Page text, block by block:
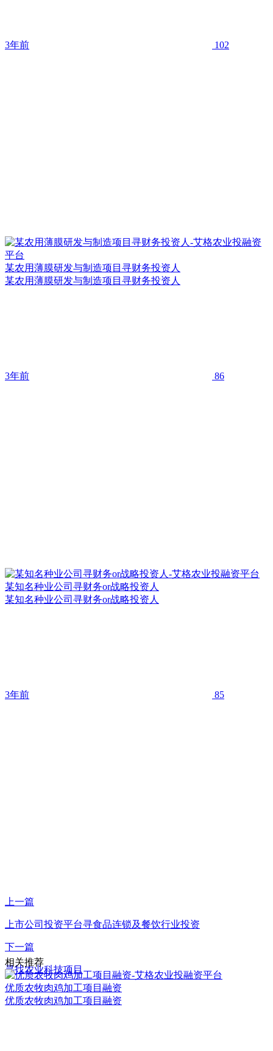
3年前 102
某农用薄膜研发与制造项目寻财务投资人
某农用薄膜研发与制造项目寻财务投资人
3年前 86
某知名种业公司寻财务or战略投资人
某知名种业公司寻财务or战略投资人
3年前 85
上一篇
上市公司投资平台寻食品连锁及餐饮行业投资
下一篇
寻找农业科技项目
相关推荐
优质农牧肉鸡加工项目融资
优质农牧肉鸡加工项目融资